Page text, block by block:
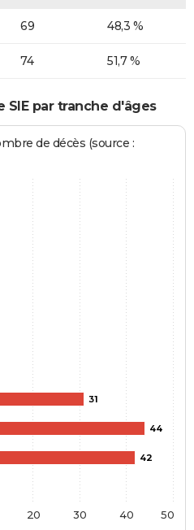
69 48,3 %
74 51,7 %
SIE par tranche d'âges
de décès (source :
31
44
42
20 30 40 50